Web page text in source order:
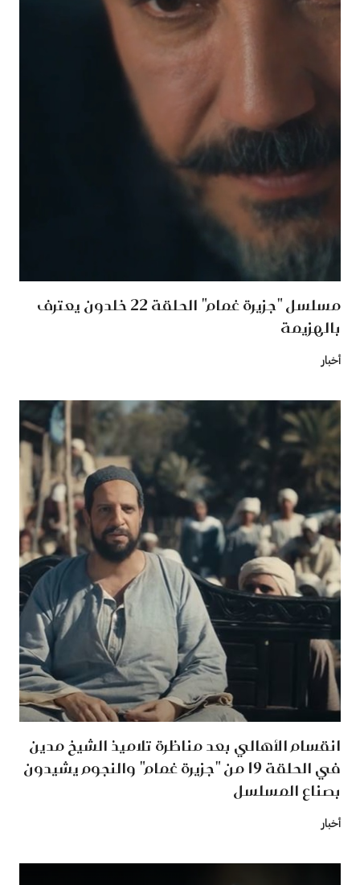
مسلسل "جزيرة غمام" الحلقة 22 خلدون يعترف
بالهزيمة
أخبار
انقسام الأهالي بعد مناظرة تلاميذ الشيخ مدين
في الحلقة 19 من "جزيرة غمام" والنجوم يشيدون
بصناع المسلسل
أخبار